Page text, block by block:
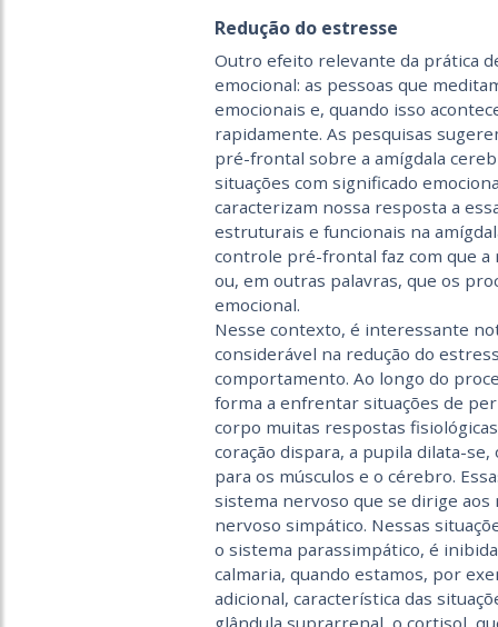
Redução do estresse
Outro efeito relevante da prática
emocional: as pessoas que
emocionais e, quando isso
rapidamente. As pesquisas
pré-frontal sobre a amígdala
situações com significado
caracterizam nossa resposta a
estruturais e funcionais na
controle pré-frontal faz com que a
ou, em outras palavras, que os
emocional.
Nesse contexto, é interessante
considerá­vel na redução do
comportamento. Ao longo do
forma a enfrentar situações de
corpo muitas respostas
coração dispara, a pupila dilata-
para os músculos e o cérebro.
sistema nervoso que se dirige
nervoso simpático. Nessas
o sistema parassimpático, é
calmaria, quando estamos, por
adicional, característica das
glândula suprarrenal, o cortisol,